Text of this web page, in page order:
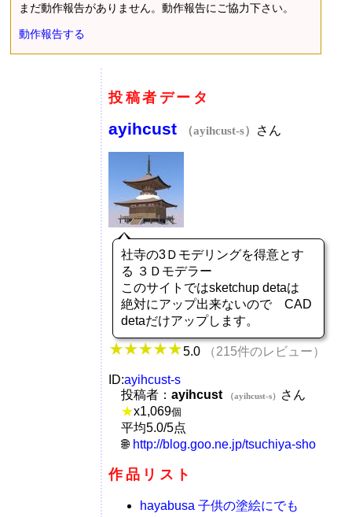
まだ動作報告がありません。動作報告にご協力下さい。
動作報告する
投稿者データ
ayihcust （ayihcust-s） さん
社寺の3Ｄモデリングを得意とす
る ３Ｄモデラー
このサイトではsketchup detaは
絶対にアップ出来ないので CAD
detaだけアップします。
5.0 （215件のレビュー）
ID:ayihcust-s
投稿者： ayihcust （ayihcust-s）
さん
★x1,069個
平均5.0/5点
http://blog.goo.ne.jp/tsuchiya-sho
作品リスト
hayabusa 子供の塗絵にでも